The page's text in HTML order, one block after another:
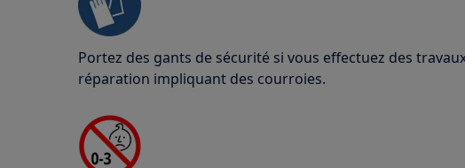
Portez des gants de sécurité si vous effectuez des
réparation impliquant des courroies.